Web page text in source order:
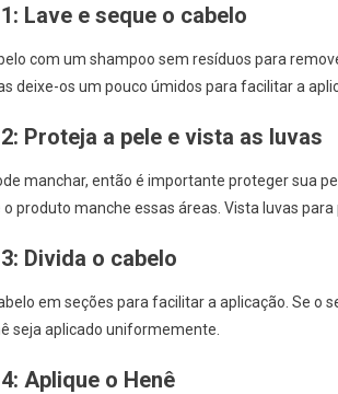
Lave e seque o cabelo
com um shampoo sem resíduos para
deixe-os um pouco úmidos para facilitar a
Proteja a pele e vista as luvas
manchar, então é importante proteger sua
produto manche essas áreas. Vista luvas para
Divida o cabelo
em seções para facilitar a aplicação. Se o
seja aplicado uniformemente.
Aplique o Henê